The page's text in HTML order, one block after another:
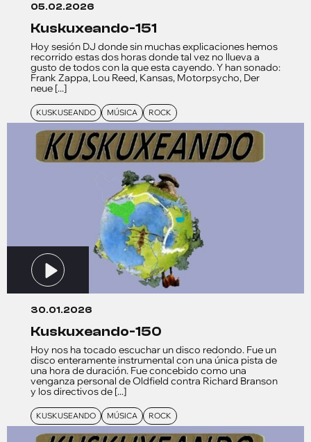
05.02.2026
kuskuxeando-151
Hoy sesión DJ donde sin muchas explicaciones hemos
recorrido estas dos horas donde tal vez no llueva a
gusto de todos con la que esta cayendo. Y han sonado:
Frank Zappa, Lou Reed, Kansas, Motorpsycho, Der
neue [...]
KUSKUSEANDO MÚSICA ROCK
30.01.2026
kuskuxeando-150
Hoy nos ha tocado escuchar un disco redondo. Fue un
disco enteramente instrumental con una única pista de
una hora de duración. Fue concebido como una
venganza personal de Oldfield contra Richard Branson
y los directivos de [...]
KUSKUSEANDO MÚSICA ROCK